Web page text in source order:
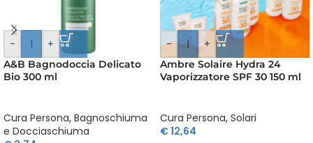
- +
A&B Bagnodoccia Delicato
Bio 300 ml
Cura Persona, Bagnoschiuma
e Docciaschiuma
- +
Ambre Solaire Hydra 24
Vaporizzatore SPF 30 150 ml
Cura Persona, Solari
€12,64